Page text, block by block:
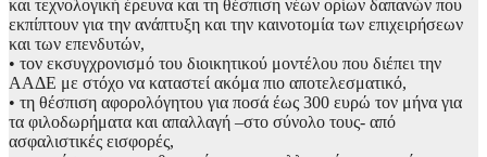
και τεχνολογική έρευνα και τη θέσπιση νέων ορίων δαπανών που
εκπίπτουν για την ανάπτυξη και την καινοτομία των επιχειρήσεων
και των επενδυτών,
• τον εκσυγχρονισμό του διοικητικού μοντέλου που διέπει την
ΑΑΔΕ με στόχο να καταστεί ακόμα πιο αποτελεσματικό,
• τη θέσπιση αφορολόγητου για ποσά έως 300 ευρώ τον μήνα για
τα φιλοδωρήματα και απαλλαγή –στο σύνολο τους- από
ασφαλιστικές εισφορές,